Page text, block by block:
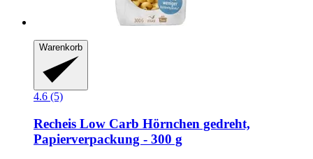
Warenkorb
4.6 (5)
Recheis Low Carb Hörnchen gedreht,
Papierverpackung -​ 300 g